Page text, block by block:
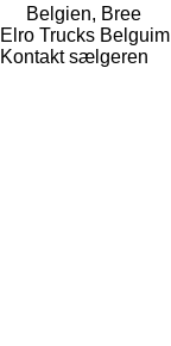
Belgien, Bree
Elro Trucks
Kontakt sælgeren